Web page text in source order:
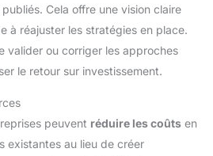
Cela offre une vision claire
à réajuster les stratégies en place.
valider ou corriger les approches
le retour sur investissement.
peuvent réduire les coûts en
existantes au lieu de créer